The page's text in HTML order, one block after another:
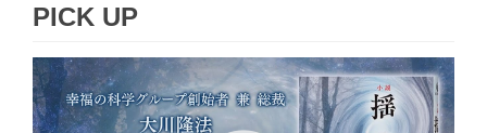
PICK UP